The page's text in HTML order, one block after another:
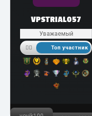
VPSTRIAL057
Уважаемый
Топ участник